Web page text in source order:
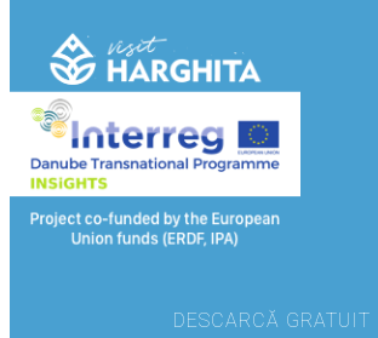
DESCARCĂ GRATUIT